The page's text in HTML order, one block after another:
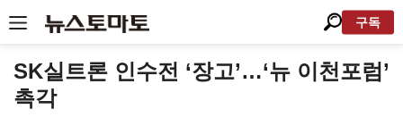
구독
SK실트론 인수전 ‘장고’…‘뉴 이천포럼’
촉각